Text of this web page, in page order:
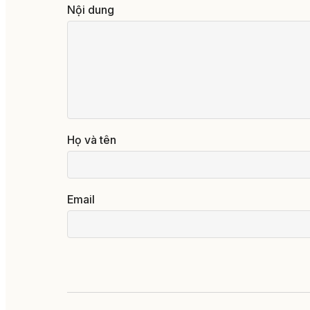
Nội dung
Họ và tên
Email